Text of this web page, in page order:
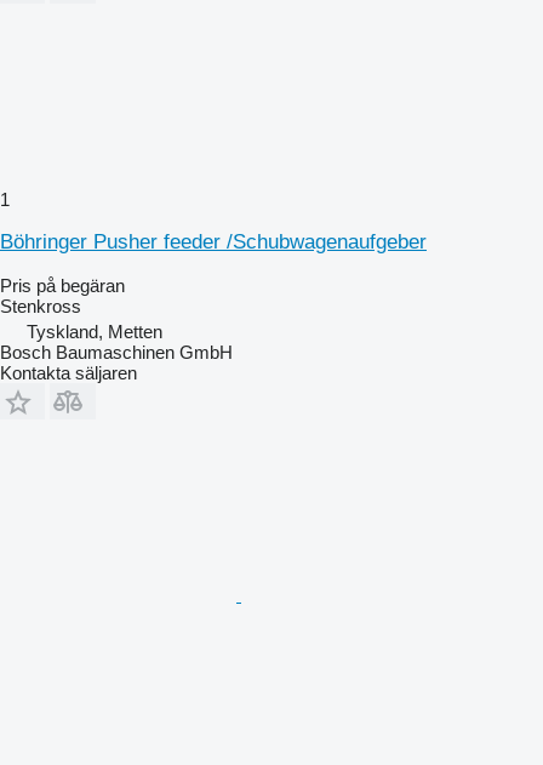
1
Böhringer Pusher feeder /Schubwagenaufgeber
Pris på begäran
Stenkross
Tyskland, Metten
Bosch Baumaschinen GmbH
Kontakta säljaren